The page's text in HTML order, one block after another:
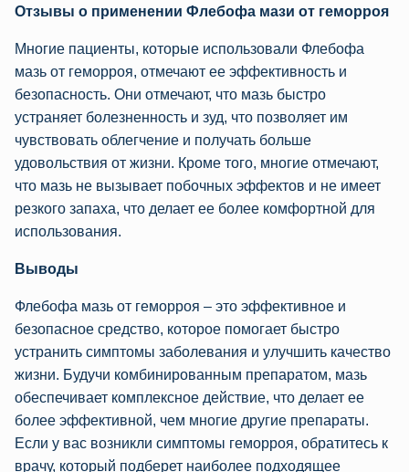
Отзывы о применении Флебофа мази от геморроя
Многие пациенты, которые использовали Флебофа
мазь от геморроя, отмечают ее эффективность и
безопасность. Они отмечают, что мазь быстро
устраняет болезненность и зуд, что позволяет им
чувствовать облегчение и получать больше
удовольствия от жизни. Кроме того, многие отмечают,
что мазь не вызывает побочных эффектов и не имеет
резкого запаха, что делает ее более комфортной для
использования.
Выводы
Флебофа мазь от геморроя – это эффективное и
безопасное средство, которое помогает быстро
устранить симптомы заболевания и улучшить качество
жизни. Будучи комбинированным препаратом, мазь
обеспечивает комплексное действие, что делает ее
более эффективной, чем многие другие препараты.
Если у вас возникли симптомы геморроя, обратитесь к
врачу, который подберет наиболее подходящее